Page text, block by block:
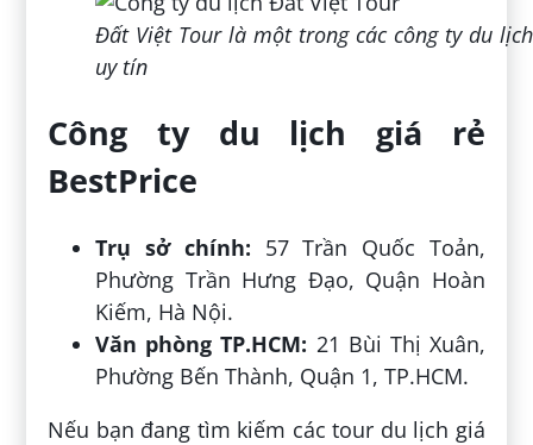
Đất Việt Tour là một trong các công ty du lịch
uy tín
Công ty du lịch giá rẻ
BestPrice
Trụ sở chính: 57 Trần Quốc Toản,
Phường Trần Hưng Đạo, Quận Hoàn
Kiếm, Hà Nội.
Văn phòng TP.HCM: 21 Bùi Thị Xuân,
Phường Bến Thành, Quận 1, TP.HCM.
Nếu bạn đang tìm kiếm các tour du lịch giá